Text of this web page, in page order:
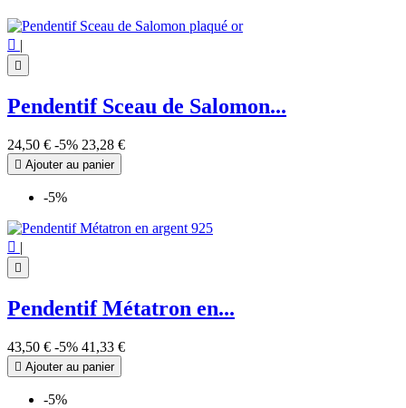
 |

Pendentif Sceau de Salomon...
24,50 € -5% 23,28 €
 Ajouter au panier
-5%
 |

Pendentif Métatron en...
43,50 € -5% 41,33 €
 Ajouter au panier
-5%